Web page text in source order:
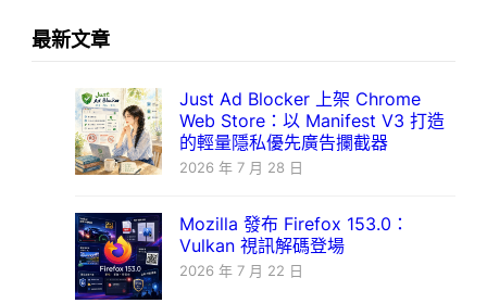
最新文章
Just Ad Blocker 上架 Chrome
Web Store：以 Manifest V3 打造
的輕量隱私優先廣告攔截器
2026 年 7 月 28 日
Mozilla 發布 Firefox 153.0：
Vulkan 視訊解碼登場
2026 年 7 月 22 日